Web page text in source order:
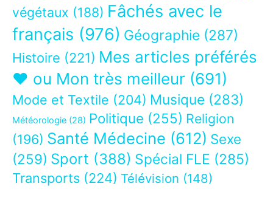
végétaux (188) Fâchés avec le
français (976) Géographie (287)
Histoire (221) Mes articles préférés
❤ ou Mon très meilleur (691)
Mode et Textile (204) Musique (283)
Météorologie (28) Politique (255) Religion
(196) Santé Médecine (612) Sexe
(259) Sport (388) Spécial FLE (285)
Transports (224) Télévision (148)